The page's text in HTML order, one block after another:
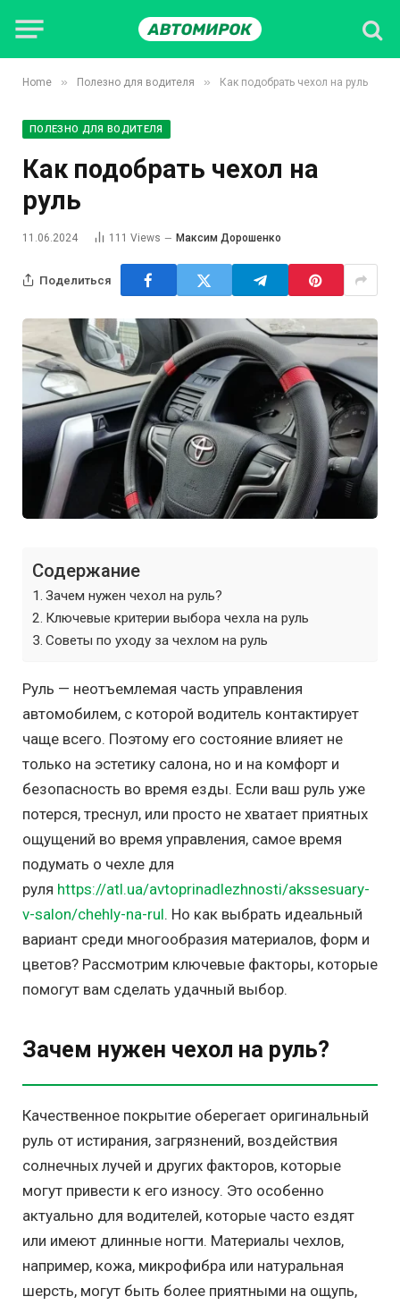
Home » Полезно для водителя » Как подобрать чехол на руль
ПОЛЕЗНО ДЛЯ ВОДИТЕЛЯ
Как подобрать чехол на
руль
11.06.2024 111 Views Максим Дорошенко
Поделиться
Содержание
Зачем нужен чехол на руль?
Ключевые критерии выбора чехла на руль
Советы по уходу за чехлом на руль
Руль — неотъемлемая часть управления
автомобилем, с которой водитель контактирует
чаще всего. Поэтому его состояние влияет не
только на эстетику салона, но и на комфорт и
безопасность во время езды. Если ваш руль уже
потерся, треснул, или просто не хватает приятных
ощущений во время управления, самое время
подумать о чехле для
руля https://atl.ua/avtoprinadlezhnosti/akssesuary-
v-salon/chehly-na-rul. Но как выбрать идеальный
вариант среди многообразия материалов, форм и
цветов? Рассмотрим ключевые факторы, которые
помогут вам сделать удачный выбор.
Зачем нужен чехол на руль?
Качественное покрытие оберегает оригинальный
руль от истирания, загрязнений, воздействия
солнечных лучей и других факторов, которые
могут привести к его износу. Это особенно
актуально для водителей, которые часто ездят
или имеют длинные ногти. Материалы чехлов,
например, кожа, микрофибра или натуральная
шерсть, могут быть более приятными на ощупь,